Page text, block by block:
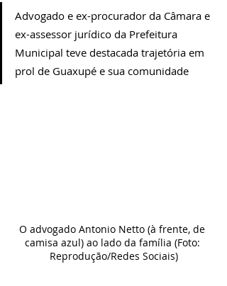
Advogado e ex-procurador da Câmara e
ex-assessor jurídico da Prefeitura
Municipal teve destacada trajetória em
prol de Guaxupé e sua comunidade
O advogado Antonio Netto (à frente, de
camisa azul) ao lado da família (Foto:
Reprodução/Redes Sociais)